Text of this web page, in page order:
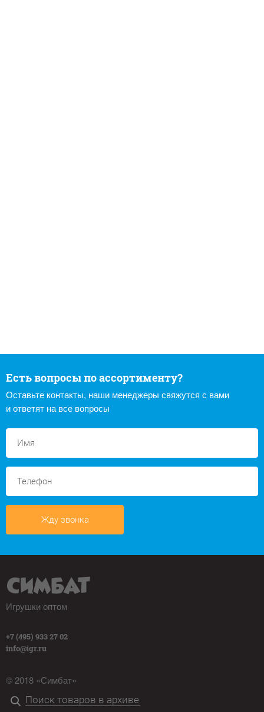
Есть вопросы по ассортименту?
Оставьте контакты, наши менеджеры свяжутся с вами
и ответят на все вопросы
Жду звонка
Игрушки оптом
+7 (495) 933 27 02
info@igr.ru
© 2018 «Симбат»